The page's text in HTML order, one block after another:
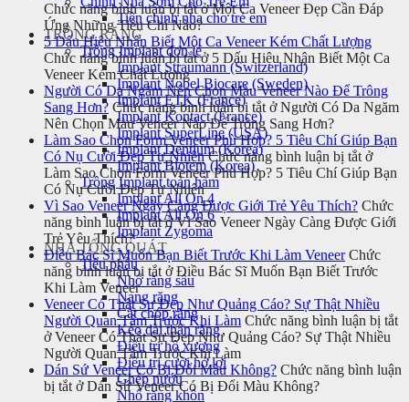
Tiền chỉnh nha cho trẻ em
TRỒNG RĂNG
Trồng Implant đơn lẻ
Implant Straumann (Switzerland)
Implant Nobel Biocare (Sweden)
Implant ETK (France)
Implant Kontact (France)
Implant SuperLine (USA)
Implant Dentium (Korea)
Implant Biotem (Korea)
Trồng Implant toàn hàm
Implant All On 4
Implant All On 6
Implant Zygoma
NHA TỔNG QUÁT
Tiểu phẫu
Nhổ răng sâu
Nang răng
Cắt chóp răng
Kéo dài thân răng
Điều trị hô xương
Điều trị cười hở lợi
Ghép nướu
Nhổ răng khôn
Chức năng bình luận bị tắtở Một Ca Veneer Đẹp Cần Đáp
Ứng Những Tiêu Chí Nào?
5 Dấu Hiệu Nhận Biết Một Ca Veneer Kém Chất Lượng
Chức năng bình luận bị tắtở 5 Dấu Hiệu Nhận Biết Một Ca
Veneer Kém Chất Lượng
Người Có Da Ngăm Nên Chọn Màu Veneer Nào Để Trông
Sang Hơn? Chức năng bình luận bị tắtở Người Có Da Ngăm
Nên Chọn Màu Veneer Nào Để Trông Sang Hơn?
Làm Sao Chọn Form Veneer Phù Hợp? 5 Tiêu Chí Giúp Bạn
Có Nụ Cười Đẹp Tự Nhiên Chức năng bình luận bị tắtở
Làm Sao Chọn Form Veneer Phù Hợp? 5 Tiêu Chí Giúp Bạn
Có Nụ Cười Đẹp Tự Nhiên
Vì Sao Veneer Ngày Càng Được Giới Trẻ Yêu Thích? Chức
năng bình luận bị tắtở Vì Sao Veneer Ngày Càng Được Giới
Trẻ Yêu Thích?
Điều Bác Sĩ Muốn Bạn Biết Trước Khi Làm Veneer Chức
năng bình luận bị tắtở Điều Bác Sĩ Muốn Bạn Biết Trước
Khi Làm Veneer
Veneer Có Thật Sự Đẹp Như Quảng Cáo? Sự Thật Nhiều
Người Quan Tâm Trước Khi Làm Chức năng bình luận bị tắt
ở Veneer Có Thật Sự Đẹp Như Quảng Cáo? Sự Thật Nhiều
Người Quan Tâm Trước Khi Làm
Dán Sứ Veneer Có Bị Đổi Màu Không? Chức năng bình luận
bị tắtở Dán Sứ Veneer Có Bị Đổi Màu Không?